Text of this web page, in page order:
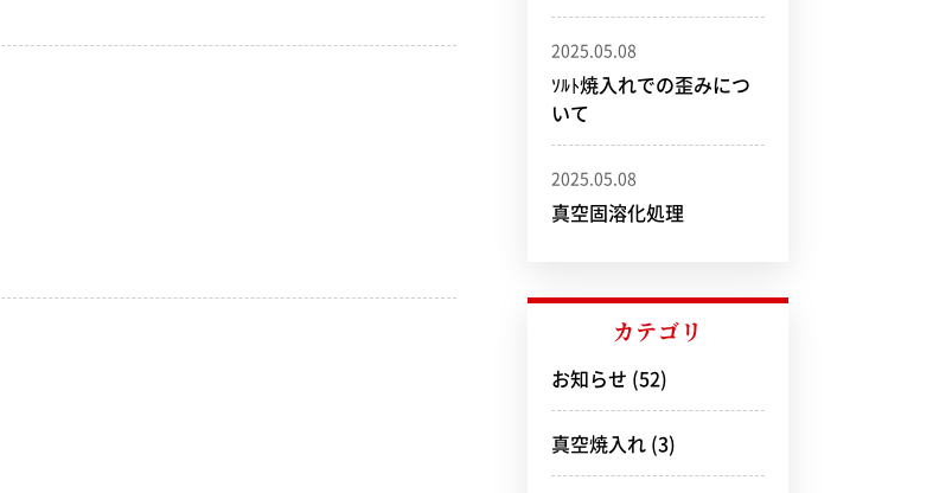
2025.05.08
ｿﾙﾄ焼入れでの歪みにつ
いて
2025.05.08
真空固溶化処理
カテゴリ
お知らせ (52)
真空焼入れ (3)